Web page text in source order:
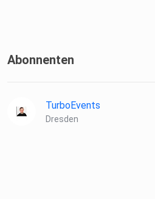
Abonnenten
TurboEvents
Dresden